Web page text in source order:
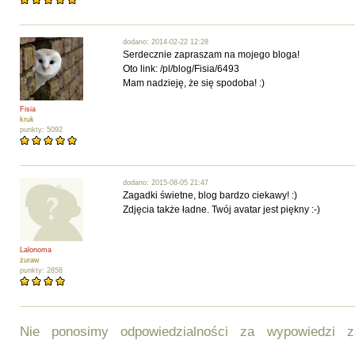
Fisia
kruk
punkty: 5092
dodano: 2014-02-22 12:28
Serdecznie zapraszam na mojego bloga!
Oto link: /pl/blog/Fisia/6493
Mam nadzieję, że się spodoba! :)
Lalonoma
żuraw
punkty: 2858
dodano: 2015-08-05 21:47
Zagadki świetne, blog bardzo ciekawy! :)
Zdjęcia także ładne. Twój avatar jest piękny :-)
Nie ponosimy odpowiedzialności za wypowiedzi